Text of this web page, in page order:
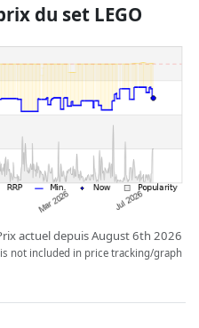
changé depuis la dernière mise
le prix, la rémunération des
ci. Ce n'est qu'à prix égaux
influencer l'ordre.
du set LEGO
actuel depuis August 6th 2026
not included in price tracking/graph